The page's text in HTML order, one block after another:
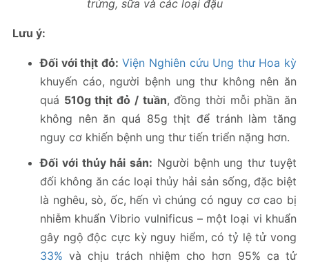
trứng, sữa và các loại đậu
Lưu ý:
Đối với thịt đỏ: Viện Nghiên cứu Ung thư Hoa kỳ
khuyến cáo, người bệnh ung thư không nên ăn
quá 510g thịt đỏ / tuần, đồng thời mỗi phần ăn
không nên ăn quá 85g thịt để tránh làm tăng
nguy cơ khiến bệnh ung thư tiến triển nặng hơn.
Đối với thủy hải sản: Người bệnh ung thư tuyệt
đối không ăn các loại thủy hải sản sống, đặc biệt
là nghêu, sò, ốc, hến vì chúng có nguy cơ cao bị
nhiễm khuẩn Vibrio vulnificus – một loại vi khuẩn
gây ngộ độc cực kỳ nguy hiểm, có tỷ lệ tử vong
33% và chịu trách nhiệm cho hơn 95% ca tử